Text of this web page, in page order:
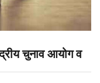
चुनाव आयोग व